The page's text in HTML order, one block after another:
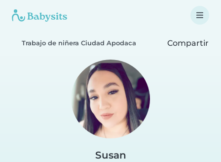
Trabajo de niñera Ciudad Apodaca Compartir
Susan